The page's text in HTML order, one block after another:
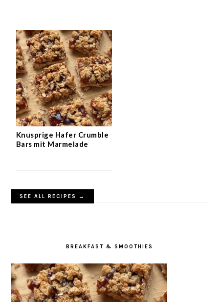
Knusprige Hafer Crumble
Bars mit Marmelade
SEE ALL RECIPES →
BREAKFAST & SMOOTHIES